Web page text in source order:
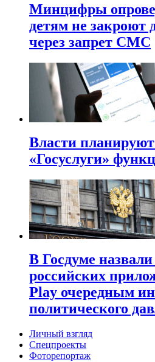
Минцифры
детям не закроют
через запрет СМС
Власти
«Госуслуги»
В Госдуме назвали
российских
Play очередным
политического
Личный взгляд
Спецпроекты
Фоторепортаж